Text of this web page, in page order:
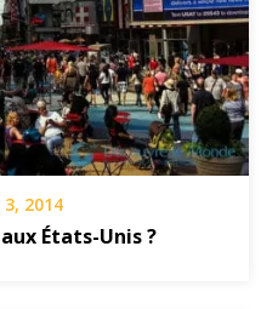
2014
États-Unis ?